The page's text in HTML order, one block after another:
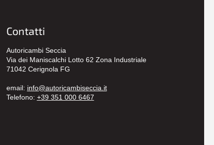
Contatti
Autoricambi Seccia
Via dei Maniscalchi Lotto 62 Zona Industriale
71042 Cerignola FG
email: info@autoricambiseccia.it
Telefono: +39 351 000 6467